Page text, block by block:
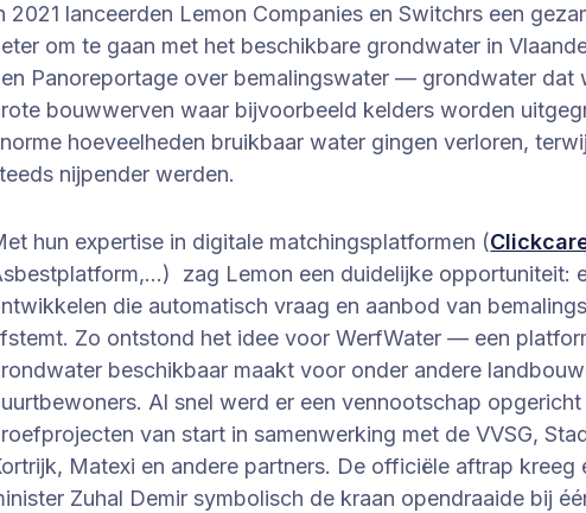
2021 lanceerden Lemon Companies en Switchrs een
om te gaan met het beschikbare grondwater in
Panoreportage over bemalingswater — grondwater dat
bouwwerven waar bijvoorbeeld kelders worden
hoeveelheden bruikbaar water gingen verloren,
nijpender werden.
hun expertise in digitale matchingsplatformen (
zag Lemon een duidelijke opportuniteit:
die automatisch vraag en aanbod van
Zo ontstond het idee voor WerfWater — een
beschikbaar maakt voor onder andere
Al snel werd er een vennootschap opgericht
van start in samenwerking met de VVSG,
Matexi en andere partners. De officiële aftrap kreeg
Zuhal Demir symbolisch de kraan opendraaide bij